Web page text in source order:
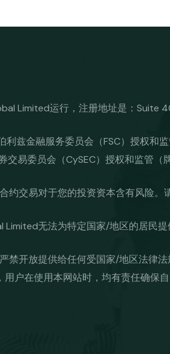
Limited运行，注册地址是：Suite
利兹金融服务委员会（FSC）授权
交易委员会（CySEC）授权和监管
约交易对于您的投资资本含有风险
Limited无法为特定国家/地区的居民
禁开放提供给任何受国家/地区法律
用户在使用本网站时，均有责任确保